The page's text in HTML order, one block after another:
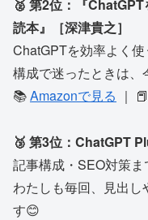
🥈 第2位：『
読本』［深津貴之］
ChatGPTを効率よく使
構成で迷ったときは、
📚Amazonで見る ｜ 📕
🥉 第3位：ChatGPT
記事構成・SEO対策ま
わたしも毎回、見出し
す😊